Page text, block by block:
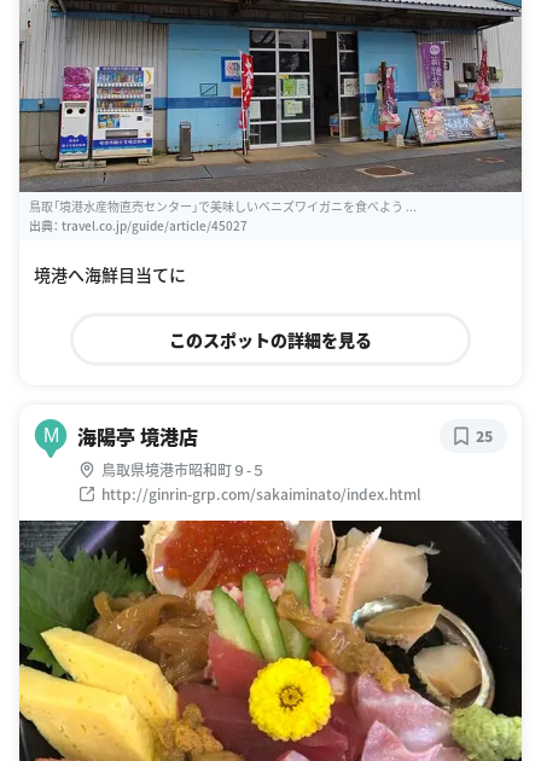
鳥取「境港水産物直売センター」で美味しいベニズワイガニを食べよう ...
出典： travel.co.jp/guide/article/45027
境港へ海鮮目当てに
このスポットの詳細を見る
M 海陽亭 境港店
鳥取県境港市昭和町９-５
http://ginrin-grp.com/sakaiminato/index.html
25